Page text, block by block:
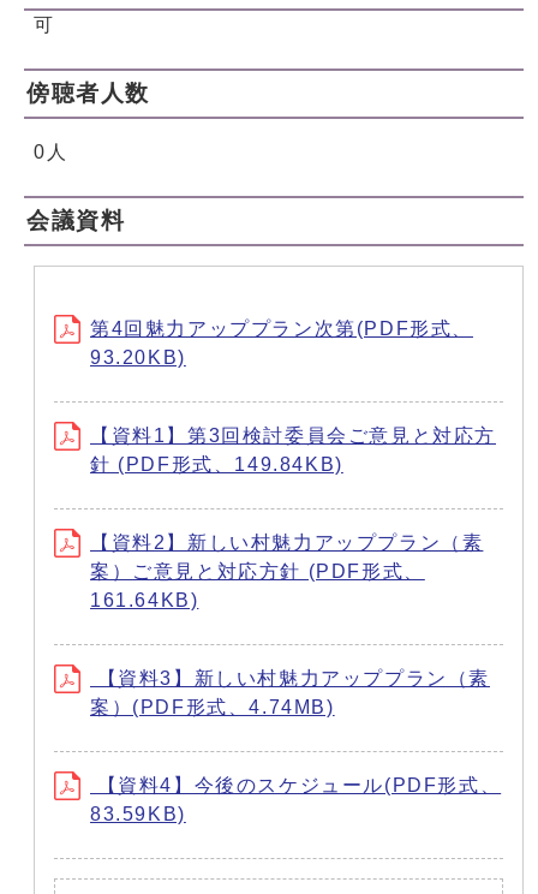
可
傍聴者人数
0人
会議資料
第4回魅力アッププラン次第(PDF形式、
93.20KB)
【資料1】第3回検討委員会ご意見と対応方
針 (PDF形式、149.84KB)
【資料2】新しい村魅力アッププラン（素
案）ご意見と対応方針 (PDF形式、
161.64KB)
【資料3】新しい村魅力アッププラン（素
案）(PDF形式、4.74MB)
【資料4】今後のスケジュール(PDF形式、
83.59KB)